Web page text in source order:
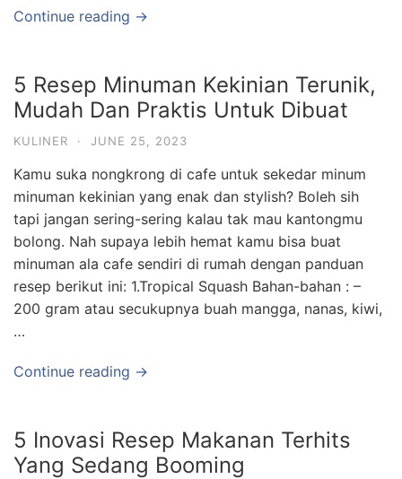
Continue reading →
5 Resep Minuman Kekinian Terunik,
Mudah Dan Praktis Untuk Dibuat
KULINER · JUNE 25, 2023
Kamu suka nongkrong di cafe untuk sekedar minum
minuman kekinian yang enak dan stylish? Boleh sih
tapi jangan sering-sering kalau tak mau kantongmu
bolong. Nah supaya lebih hemat kamu bisa buat
minuman ala cafe sendiri di rumah dengan panduan
resep berikut ini: 1.Tropical Squash Bahan-bahan : –
200 gram atau secukupnya buah mangga, nanas, kiwi,
…
Continue reading →
5 Inovasi Resep Makanan Terhits
Yang Sedang Booming